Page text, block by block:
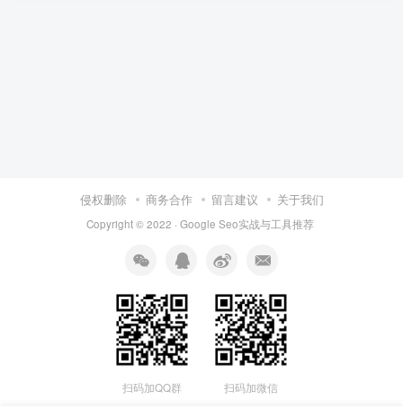
侵权删除 商务合作 留言建议 关于我们
Copyright © 2022 · Google Seo实战与工具推荐
扫码加QQ群 扫码加微信